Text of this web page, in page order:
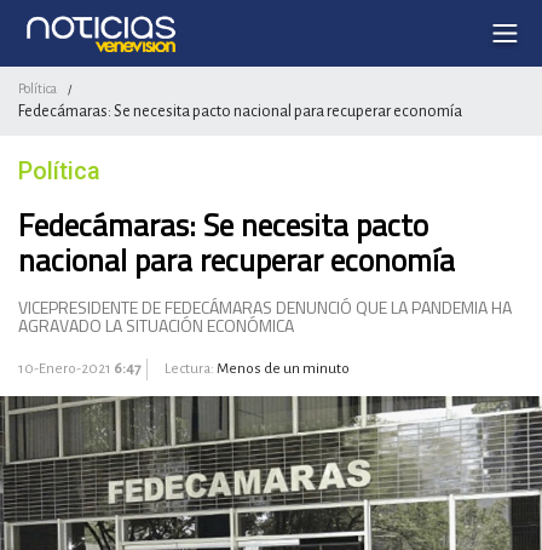
Política /
Fedecámaras: Se necesita pacto nacional para recuperar economía
Política
Fedecámaras: Se necesita pacto
nacional para recuperar economía
VICEPRESIDENTE DE FEDECÁMARAS DENUNCIÓ QUE LA PANDEMIA HA
AGRAVADO LA SITUACIÓN ECONÓMICA
10-Enero-2021 6:47 Lectura: Menos de un minuto